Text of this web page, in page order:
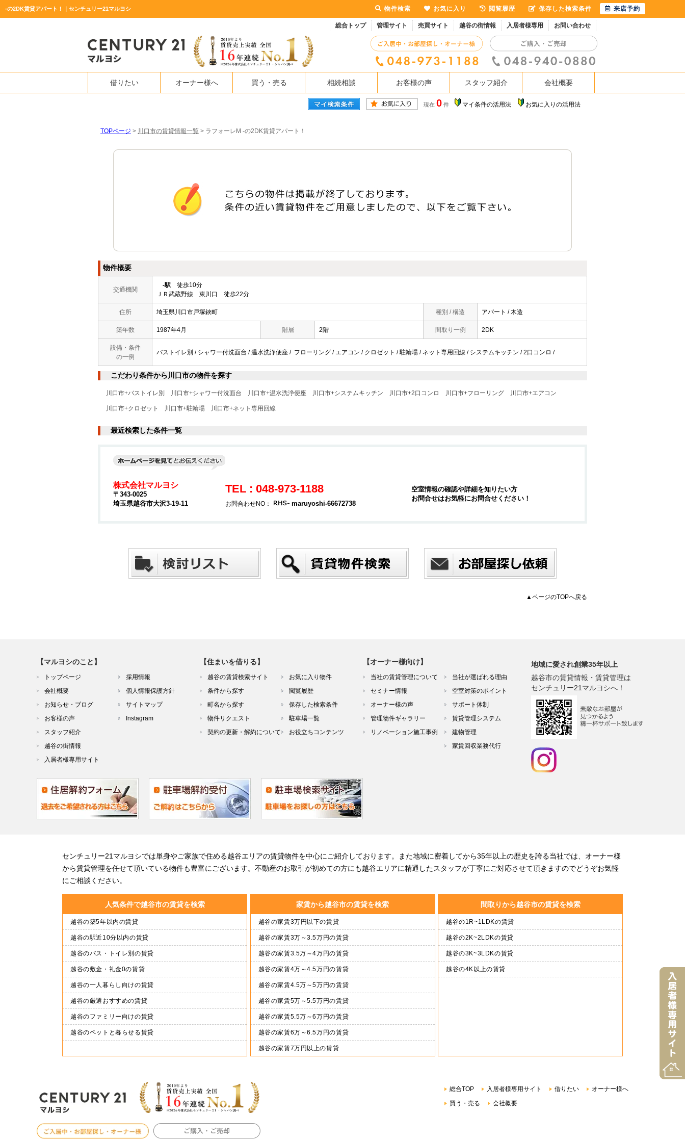
-の2DK賃貸アパート！｜センチュリー21マルヨシ
総合トップ 管理サイト 売買サイト 越谷の街情報 入居者様専用 お問い合わせ
借りたい オーナー様へ 買う・売る 相続相談 お客様の声 スタッフ紹介 会社概要
現在 0 件 マイ条件の活用法 お気に入りの活用法
TOPページ > 川口市の賃貸情報一覧 > ラフォーレM -の2DK賃貸アパート！
物件概要
交通機関
-駅 徒歩10分
ＪＲ武蔵野線 東川口 徒歩22分
住所 埼玉県川口市戸塚鋏町 種別 / 構造 アパート / 木造
築年数 1987年4月 階層 2階 間取り一例 2DK
設備・条件
の一例
バストイレ別 / シャワー付洗面台 / 温水洗浄便座 / フローリング / エアコン / クロゼット / 駐輪場 / ネット専用回線 / システムキッチン / 2口コンロ /
こだわり条件から川口市の物件を探す
川口市+バストイレ別 川口市+シャワー付洗面台 川口市+温水洗浄便座 川口市+システムキッチン 川口市+2口コンロ 川口市+フローリング 川口市+エアコン
川口市+クロゼット 川口市+駐輪場 川口市+ネット専用回線
最近検索した条件一覧
株式会社マルヨシ
〒343-0025
埼玉県越谷市大沢3-19-11
TEL : 048-973-1188
お問合わせNO： maruyoshi-66672738
空室情報の確認や詳細を知りたい方
お問合せはお気軽にお問合せください！
▲ページのTOPへ戻る
【マルヨシのこと】
トップページ
会社概要
お知らせ・ブログ
お客様の声
スタッフ紹介
越谷の街情報
入居者様専用サイト
採用情報
個人情報保護方針
サイトマップ
Instagram
【住まいを借りる】
越谷の賃貸検索サイト
条件から探す
町名から探す
物件リクエスト
契約の更新・解約について
お気に入り物件
閲覧履歴
保存した検索条件
駐車場一覧
お役立ちコンテンツ
【オーナー様向け】
当社の賃貸管理について
セミナー情報
オーナー様の声
管理物件ギャラリー
リノベーション施工事例
当社が選ばれる理由
空室対策のポイント
サポート体制
賃貸管理システム
建物管理
家賃回収業務代行
地域に愛され創業35年以上
越谷市の賃貸情報・賃貸管理は
センチュリー21マルヨシへ！
センチュリー21マルヨシでは単身やご家族で住める越谷エリアの賃貸物件を中心にご紹介しております。また地域に密着してから35年以上の歴史を誇る当社では、オーナー様
から賃貸管理を任せて頂いている物件も豊富にございます。不動産のお取引が初めての方にも越谷エリアに精通したスタッフが丁寧にご対応させて頂きますのでどうぞお気軽
にご相談ください。
人気条件で越谷市の賃貸を検索
越谷の築5年以内の賃貸
越谷の駅近10分以内の賃貸
越谷のバス・トイレ別の賃貸
越谷の敷金・礼金0の賃貸
越谷の一人暮らし向けの賃貸
越谷の厳選おすすめの賃貸
越谷のファミリー向けの賃貸
越谷のペットと暮らせる賃貸
家賃から越谷市の賃貸を検索
越谷の家賃3万円以下の賃貸
越谷の家賃3万～3.5万円の賃貸
越谷の家賃3.5万～4万円の賃貸
越谷の家賃4万～4.5万円の賃貸
越谷の家賃4.5万～5万円の賃貸
越谷の家賃5万～5.5万円の賃貸
越谷の家賃5.5万～6万円の賃貸
越谷の家賃6万～6.5万円の賃貸
越谷の家賃7万円以上の賃貸
間取りから越谷市の賃貸を検索
越谷の1R~1LDKの賃貸
越谷の2K~2LDKの賃貸
越谷の3K~3LDKの賃貸
越谷の4K以上の賃貸
総合TOP 入居者様専用サイト 借りたい
オーナー様へ
買う・売る
会社概要
物件検索 お気に入り 閲覧履歴 保存した検索条件 来店予約